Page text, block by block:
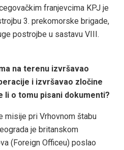
franjevcima KPJ je
3. prekomorske brigade,
postrojbe u sastavu VIII.
na terenu izvršavao
i izvršavao zločine
li o tomu pisani dokumenti?
misije pri Vrhovnom štabu
je britanskom
(Foreign Officeu) poslao